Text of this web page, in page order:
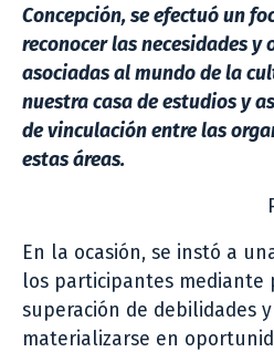
Concepción, se efectuó un
reconocer las necesidades y
asociadas al mundo de la
nuestra casa de estudios y
de vinculación entre las
estas áreas.
En la ocasión, se instó a
los participantes mediante
superación de debilidades
materializarse en